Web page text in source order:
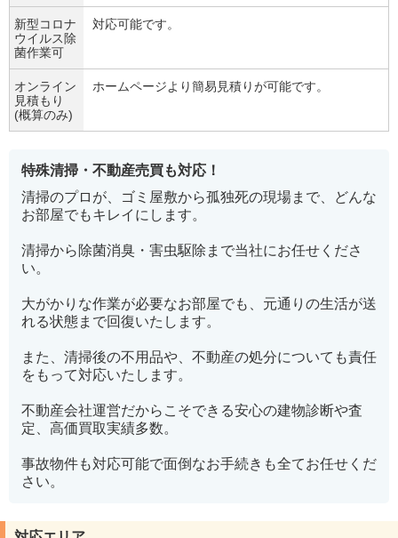
新型コロナ
ウイルス除
菌作業可
対応可能です。
オンライン
見積もり
(概算のみ)
ホームページより簡易見積りが可能です。
特殊清掃・不動産売買も対応！
清掃のプロが、ゴミ屋敷から孤独死の現場まで、どんな
お部屋でもキレイにします。
清掃から除菌消臭・害虫駆除まで当社にお任せくださ
い。
大がかりな作業が必要なお部屋でも、元通りの生活が送
れる状態まで回復いたします。
また、清掃後の不用品や、不動産の処分についても責任
をもって対応いたします。
不動産会社運営だからこそできる安心の建物診断や査
定、高価買取実績多数。
事故物件も対応可能で面倒なお手続きも全てお任せくだ
さい。